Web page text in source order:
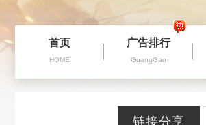
首页
HOME
广告排行
GuangGao